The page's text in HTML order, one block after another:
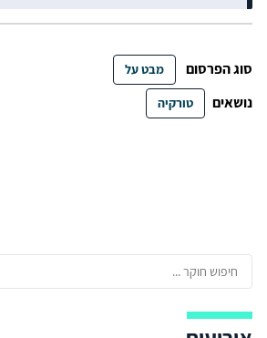
סוג הפרסום מבט על
נושאים טורקיה